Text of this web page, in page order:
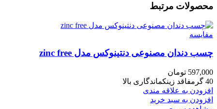
محصولات مرتبط
مقایسه
چسب دندان مصنوعی دنتینوکس مدل zinc free
597,000 تومان
40 گرمفاقد زینکماندگاری بالا
افزودن به علاقه مندی
افزودن به سبد خرید